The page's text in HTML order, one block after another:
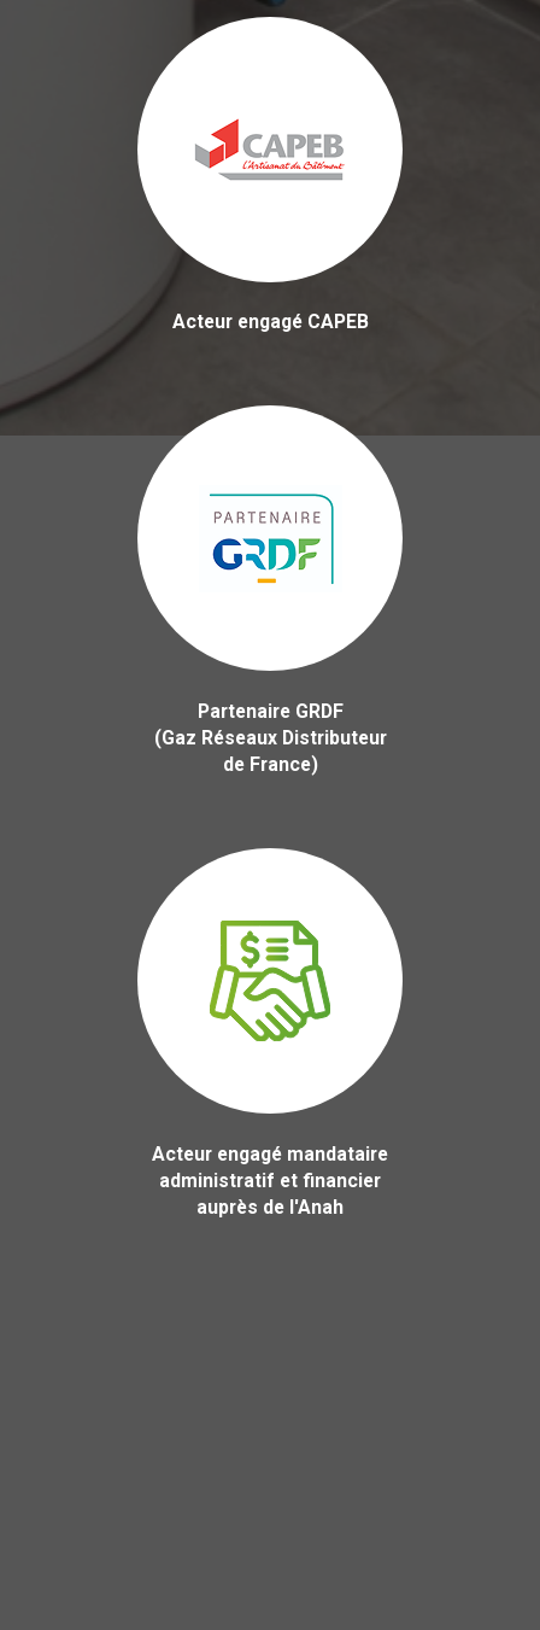
Acteur engagé CAPEB
Partenaire GRDF
(Gaz Réseaux Distributeur
de France)
Acteur engagé mandataire
administratif et financier
auprès de l'Anah